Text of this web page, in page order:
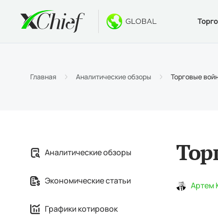
Типы
Главная Аналитические обзоры Торговые
Аналитические обзоры
Экономические статьи
Графики котировок
Артем